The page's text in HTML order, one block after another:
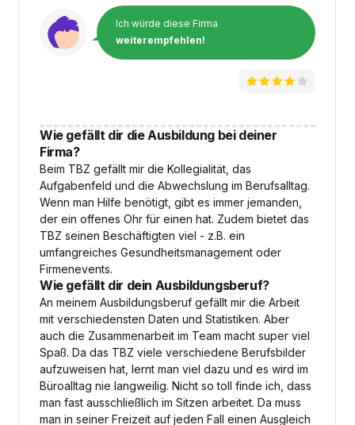
Ich würde diese Firma
weiterempfehlen!
Wie gefällt dir die Ausbildung bei deiner
Firma?
Beim TBZ gefällt mir die Kollegialität, das
Aufgabenfeld und die Abwechslung im Berufsalltag.
Wenn man Hilfe benötigt, gibt es immer jemanden,
der ein offenes Ohr für einen hat. Zudem bietet das
TBZ seinen Beschäftigten viel - z.B. ein
umfangreiches Gesundheitsmanagement oder
Firmenevents.
Wie gefällt dir dein Ausbildungsberuf?
An meinem Ausbildungsberuf gefällt mir die Arbeit
mit verschiedensten Daten und Statistiken. Aber
auch die Zusammenarbeit im Team macht super viel
Spaß. Da das TBZ viele verschiedene Berufsbilder
aufzuweisen hat, lernt man viel dazu und es wird im
Büroalltag nie langweilig. Nicht so toll finde ich, dass
man fast ausschließlich im Sitzen arbeitet. Da muss
man in seiner Freizeit auf jeden Fall einen Ausgleich